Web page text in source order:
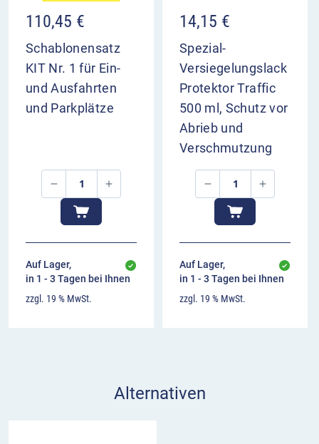
00:00
Set bestehend aus
dem Markiergerät mit Dosenhalter für 3
einer Schlagschnur
blauem Markierpulver zum Vormarkieren
110,45 €
Schablonensatz
KIT Nr. 1 für Ein-
und Ausfahrten
und Parkplätze
Auf Lager,
in 1 - 3 Tagen bei Ihnen
zzgl. 19 % MwSt.
14,15 €
Spezial-
Versiegelungslack
Protektor Traffic
500 ml, Schutz vor
Abrieb und
Verschmutzung
Auf Lager,
in 1 - 3 Tagen bei Ihnen
zzgl. 19 % MwSt.
Alternativen